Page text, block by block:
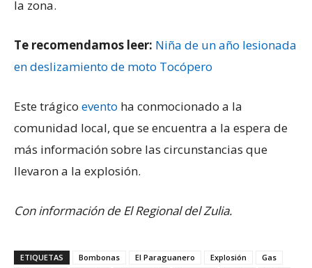
la zona.
Te recomendamos leer: Niña de un año lesionada
en deslizamiento de moto Tocópero
Este trágico evento ha conmocionado a la
comunidad local, que se encuentra a la espera de
más información sobre las circunstancias que
llevaron a la explosión.
Con información de El Regional del Zulia.
ETIQUETAS Bombonas El Paraguanero Explosión
Gas